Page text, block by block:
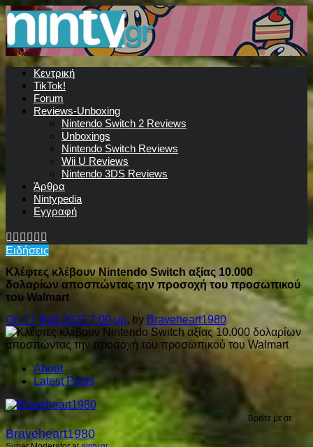
Κεντρική
TikTok!
Forum
Reviews-Unboxing
Nintendo Switch 2 Reviews
Unboxings
Nintendo Switch Reviews
Wii U Reviews
Nintendo 3DS Reviews
Άρθρα
Nintypedia
Εγγραφή
Ειδήσεις
Κλέφτες κλέβουν Nintendo Switch αξίας 10.000
δολαρίων αποσπώντας την προσοχή του προσωπικού
του Walmart
On 17 Φεβ 2023 7:00 μμ, by Braveheart1980
About
Latest Posts
Βρείτε με σε
Braveheart1980